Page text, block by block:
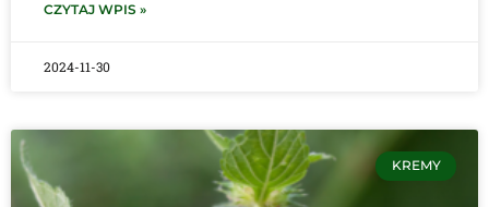
CZYTAJ WPIS »
2024-11-30
KREMY